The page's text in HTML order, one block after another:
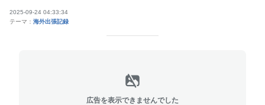
2025-09-24 04:33:34
テーマ： 海外出張記録
広告を表示できませんでした